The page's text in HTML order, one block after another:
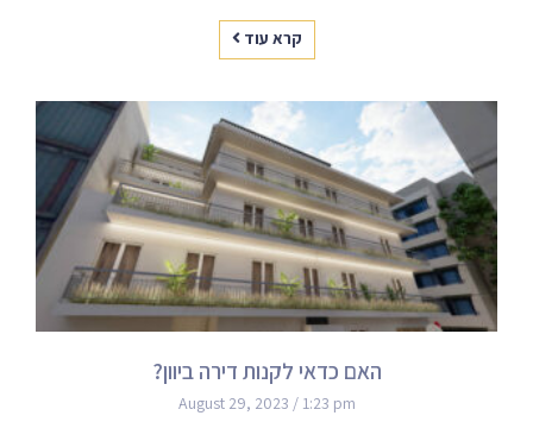
קרא עוד
האם כדאי לקנות דירה ביוון?
August 29, 2023 1:23 pm